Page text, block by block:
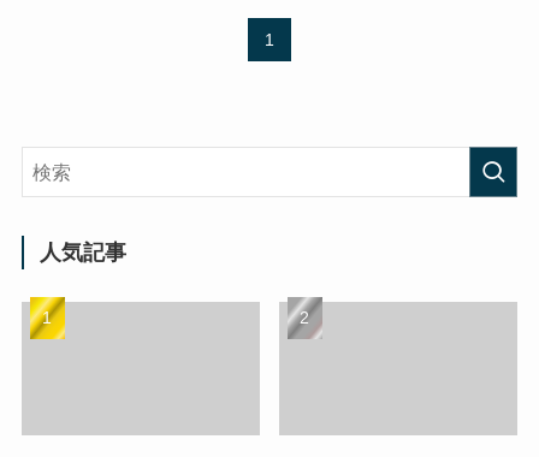
1
人気記事